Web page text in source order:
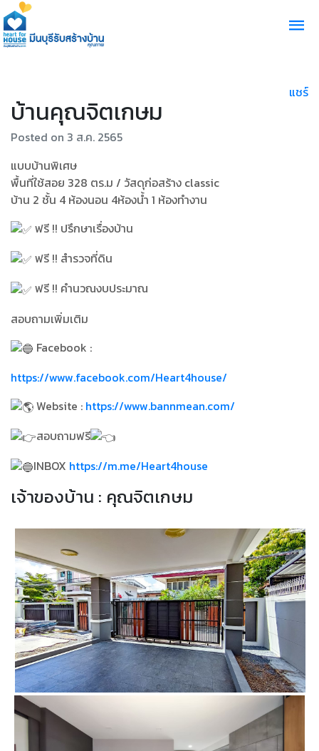
บ้านคุณจิตเกษม
แชร์
Posted on 3 ส.ค. 2565
แบบบ้านพิเศษ
พื้นที่ใช้สอย 328 ตร.ม / วัสดุก่อสร้าง classic
บ้าน 2 ชั้น 4 ห้องนอน 4ห้องน้ำ 1 ห้องทำงาน
ฟรี !! ปรึกษาเรื่องบ้าน
ฟรี !! สำรวจที่ดิน
ฟรี !! คำนวณงบประมาณ
สอบถามเพิ่มเติม
Facebook :
https://www.facebook.com/Heart4house/
Website : https://www.bannmean.com/
สอบถามฟรี
INBOX https://m.me/Heart4house
เจ้าของบ้าน : คุณจิตเกษม